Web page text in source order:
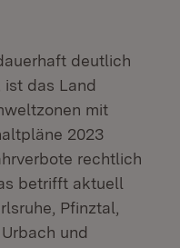
deutlich
ist das Land
mit
2023
rechtlich
betrifft aktuell
Pfinztal,
und